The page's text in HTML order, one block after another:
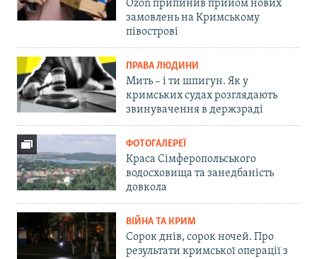
Ozon припинив прийом нових
замовлень на Кримському
півострові
ПРАВА ЛЮДИНИ
Мить – і ти шпигун. Як у
кримських судах розглядають
звинувачення в держзраді
ФОТОГАЛЕРЕЇ
Краса Сімферопольського
водосховища та занедбаність
довкола
ВІЙНА ТА КРИМ
Сорок днів, сорок ночей. Про
результати кримської операції з